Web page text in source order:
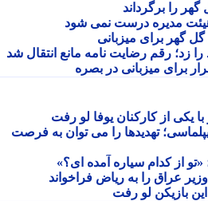
برگرداند
مدیره درست نمی شود
برای میزبانی
رقم رضایت نامه مانع انتقال شد
برای میزبانی در بصره
از کارکنان یوفا لو رفت
تهدیدها را می توان به فرصت
کدام سیاره آمده ای؟»
را به ریاض فراخواند
لو رفت